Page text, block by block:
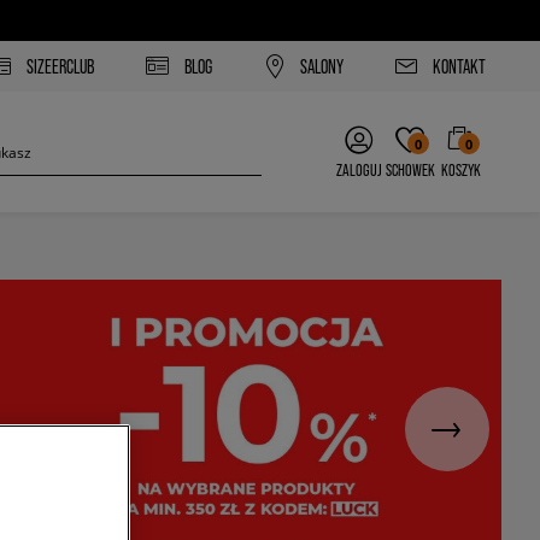
SIZEERCLUB BLOG SALONY KONTAKT
ZALOGUJ
0
SCHOWEK
0
KOSZYK